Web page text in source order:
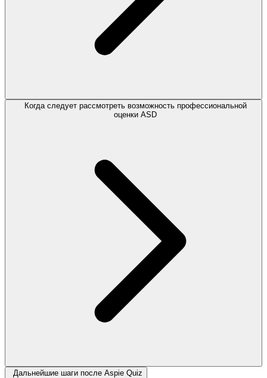
Когда следует рассмотреть возможность профессиональной
оценки ASD
Дальнейшие шаги после Aspie Quiz